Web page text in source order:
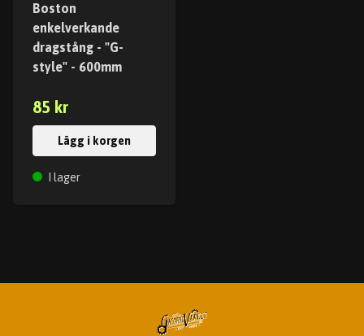
Boston
enkelverkande
dragstång - "G-
style" - 600mm
85 kr
Lägg i korgen
I lager